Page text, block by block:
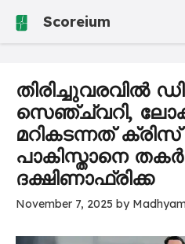
Scoreium
തിരിച്ചുവരവിൽ
സെഞ്ച്വറി,
മറികടന്നത്
പാകിസ്താനെ
ദക്ഷിണാഫ്രിക്ക
November 7, 2025 by